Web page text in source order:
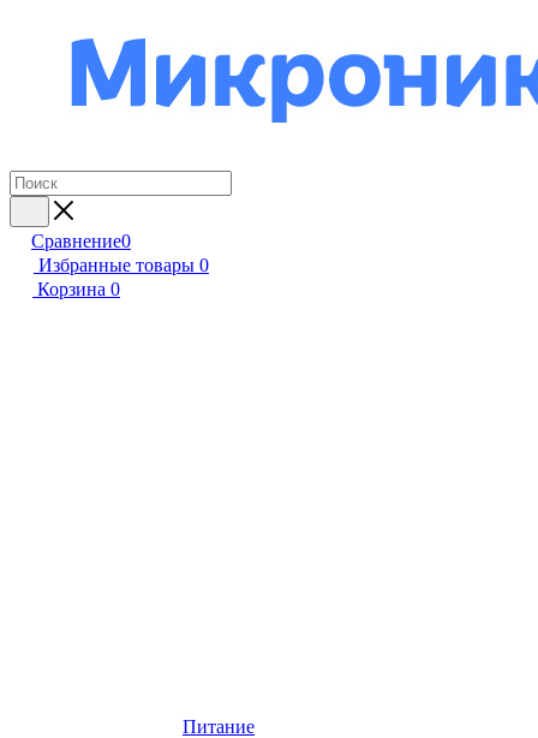
Сравнение0
Избранные товары 0
Корзина 0
Питание